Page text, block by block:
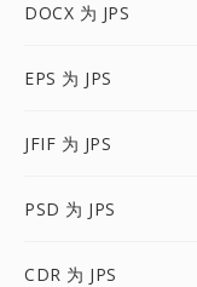
DOCX 为 JPS
EPS 为 JPS
JFIF 为 JPS
PSD 为 JPS
CDR 为 JPS